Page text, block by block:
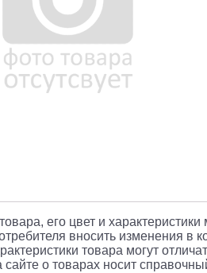
его цвет и
вносить изменения в
товара могут
о товарах носит